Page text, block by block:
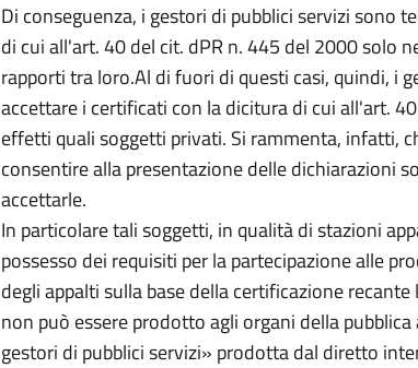
Di conseguenza, i gestori di pubblici servizi sono
di cui all'art. 40 del cit. dPR n. 445 del 2000 solo
rapporti tra loro.Al di fuori di questi casi, quindi, i
accettare i certificati con la dicitura di cui all'art.
effetti quali soggetti privati. Si rammenta, infatti,
consentire alla presentazione delle dichiarazioni
accettarle.
In particolare tali soggetti, in qualità di stazioni
possesso dei requisiti per la partecipazione alle
degli appalti sulla base della certificazione
non può essere prodotto agli organi della
gestori di pubblici servizi» prodotta dal diretto